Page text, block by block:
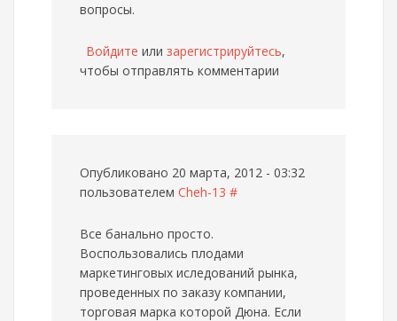
вопросы.
Войдите или зарегистрируйтесь,
чтобы отправлять комментарии
Опубликовано 20 марта, 2012 - 03:32
пользователем Cheh-13 #
Все банально просто.
Воспользовались плодами
маркетинговых иследований рынка,
проведенных по заказу компании,
торговая марка которой Дюна. Если